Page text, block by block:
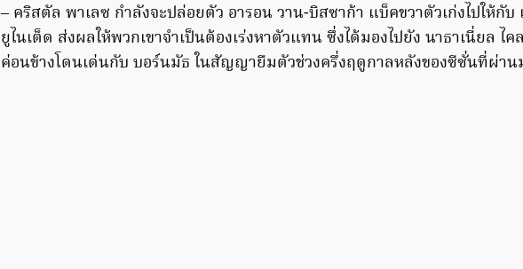
– คริสตัล พาเลซ กำลังจะปล่อยตัว อารอน วาน-บิสซาก้า แบ็คขวาตัวเก่งไปให้กับ
ยูไนเต็ด ส่งผลให้พวกเขาจำเป็นต้องเร่งหาตัวแทน ซึ่งได้มองไปยัง นาธาเนี่ยล ไ
ค่อนข้างโดนเด่นกับ บอร์นมัธ ในสัญญายืมตัวช่วงครึ่งฤดูกาลหลังของซีซั่นที่ผ่าน